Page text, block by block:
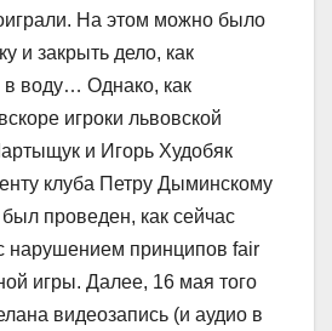
На этом можно было
и закрыть дело, как
в воду… Однако, как
игроки львовской
и Игорь Худобяк
клуба Петру Дыминскому
проведен, как сейчас
нарушением принципов fair
игры. Далее, 16 мая того
видеозапись (и аудио в